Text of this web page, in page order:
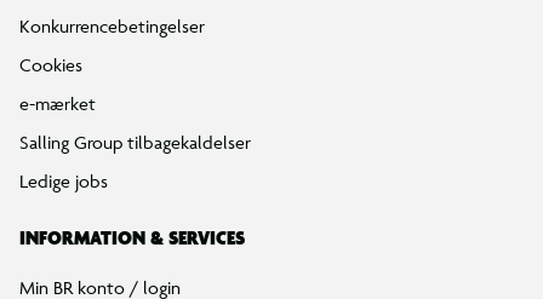
Konkurrencebetingelser
Cookies
e-mærket
Salling Group tilbagekaldelser
Ledige jobs
INFORMATION & SERVICES
Min BR konto / login